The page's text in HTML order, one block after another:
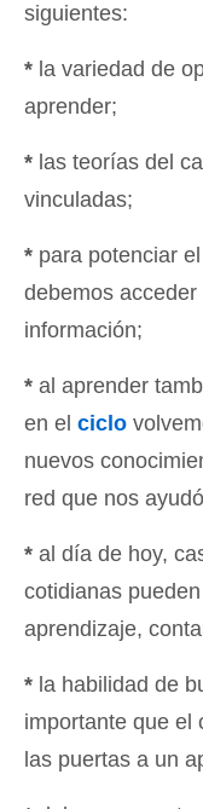
siguientes:
* la variedad de
aprender;
* las teorías del
vinculadas;
* para potenciar
debemos
información;
* al aprender
en el ciclo
nuevos
red que nos
* al día de hoy,
cotidianas
aprendizaje,
* la habilidad de
importante que el
las puertas a un